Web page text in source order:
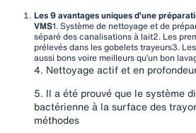
Les 9 avantages uniques d’une
VMS1. Système de nettoyage et de
séparé des canalisations à lait2. Les
prélevés dans les gobelets trayeurs3.
aussi bons voire meilleurs qu’un bon
4. Nettoyage actif et en
5. Il a été prouvé que le système
bactérienne à la surface des
méthodes